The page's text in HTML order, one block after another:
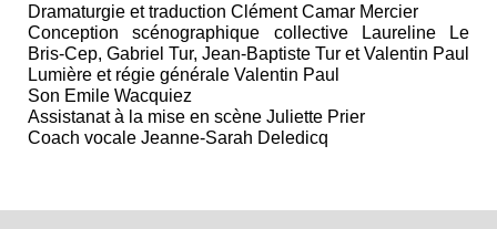
Dramaturgie et traduction Clément Camar Mercier
Conception scénographique collective Laureline Le
Bris-Cep, Gabriel Tur, Jean-Baptiste Tur et Valentin Paul
Lumière et régie générale Valentin Paul
Son Emile Wacquiez
Assistanat à la mise en scène Juliette Prier
Coach vocale Jeanne-Sarah Deledicq